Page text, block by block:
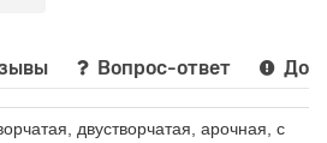
Вопрос-ответ
двустворчатая, арочная, с